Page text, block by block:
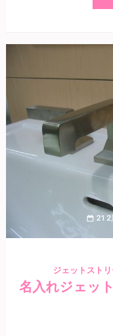
21 2
ジェットスト
名入れジェッ